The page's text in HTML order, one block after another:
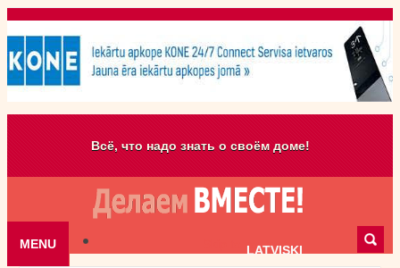
Всё, что надо знать о своём доме!
MENU LATVISKI
Skip to content